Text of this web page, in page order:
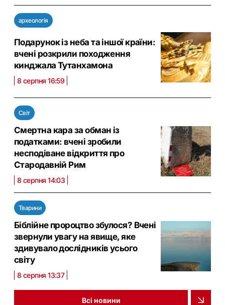
археологія
Подарунок із неба та іншої країни:
вчені розкрили походження
кинджала Тутанхамона
8 серпня 16:59
Світ
Смертна кара за обман із
податками: вчені зробили
несподіване відкриття про
Стародавній Рим
8 серпня 14:03
Тварини
Біблійне пророцтво збулося? Вчені
звернули увагу на явище, яке
здивувало дослідників усього
світу
8 серпня 13:37
Всі новини